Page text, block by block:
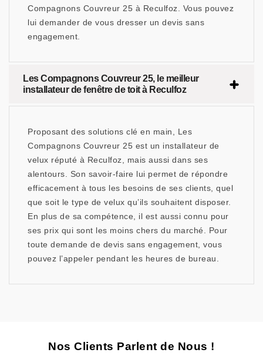
Compagnons Couvreur 25 à Reculfoz. Vous pouvez
lui demander de vous dresser un devis sans
engagement.
Les Compagnons Couvreur 25, le meilleur
installateur de fenêtre de toit à Reculfoz
Proposant des solutions clé en main, Les
Compagnons Couvreur 25 est un installateur de
velux réputé à Reculfoz, mais aussi dans ses
alentours. Son savoir-faire lui permet de répondre
efficacement à tous les besoins de ses clients, quel
que soit le type de velux qu’ils souhaitent disposer.
En plus de sa compétence, il est aussi connu pour
ses prix qui sont les moins chers du marché. Pour
toute demande de devis sans engagement, vous
pouvez l’appeler pendant les heures de bureau.
Nos Clients Parlent de Nous !